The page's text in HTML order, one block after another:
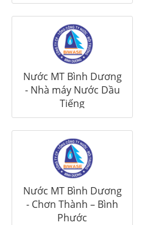
Nước MT Bình Dương
- Nhà máy Nước Dầu
Tiếng
Nước MT Bình Dương
- Chơn Thành – Bình
Phước